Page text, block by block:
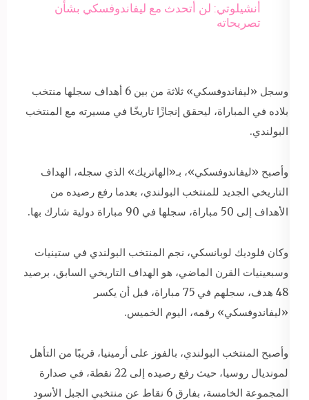
أنشيلوتي: لن أتحدث مع ليفاندوفسكي بشأن
تصريحاته
وسجل «ليفاندوفسكي» ثلاثة من بين 6 أهداف سجلها منتخب
بلاده في المباراة، ليحقق إنجازًا تاريخًا في مسيرته مع المنتخب
البولندي.
وأصبح «ليفاندوفسكي»، بـ«الهاتريك» الذي سجله، الهداف
التاريخي الجديد للمنتخب البولندي، بعدما رفع رصيده من
الأهداف إلى 50 مباراة، سجلها في 90 مباراة دولية شارك بها.
وكان فلوديك لوبانسكي، نجم المنتخب البولندي في ستينيات
وسبعينيات القرن الماضي، هو الهداف التاريخي السابق، برصيد
48 هدف، سجلهم في 75 مباراة، قبل أن يكسر
«ليفاندوفسكي» رقمه، اليوم الخميس.
وأصبح المنتخب البولندي، بالفوز على أرمينيا، قريبًا من التأهل
لمونديال روسيا، حيث رفع رصيده إلى 22 نقطة، في صدارة
المجموعة الخامسة، بفارق 6 نقاط عن منتخبي الجبل الأسود